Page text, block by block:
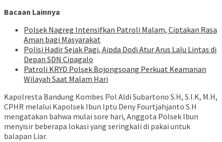
Bacaan Lainnya
Polsek Nagreg Intensifkan Patroli Malam, Ciptakan Rasa
Aman bagi Masyarakat
Polisi Hadir Sejak Pagi, Aipda Dodi Atur Arus Lalu Lintas di
Depan SDN Cipagalo
Patroli KRYD Polsek Bojongsoang Perkuat Keamanan
Wilayah Saat Malam Hari
Kapolresta Bandung Kombes Pol Aldi Subartono S.H, S.I.K, M.H,
CPHR melalui Kapolsek Ibun Iptu Deny Fourtjahjanto S.H
mengatakan bahwa mulai sore hari, Anggota Polsek Ibun
menyisir beberapa lokasi yang seringkali di pakai untuk
balapan Liar.